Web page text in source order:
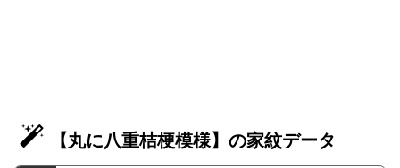
【丸に八重桔梗模様】の家紋データ